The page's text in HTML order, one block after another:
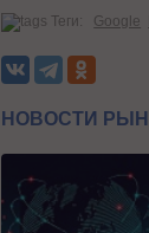
Теги: Google
НОВОСТИ